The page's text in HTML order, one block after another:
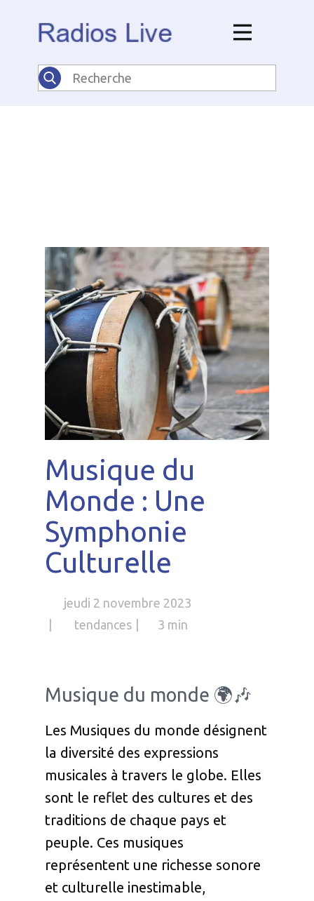
Musique du
Monde : Une
Symphonie
Culturelle
jeudi 2 novembre 2023
tendances
3 min
Musique du monde 🌍🎶
Les Musiques du monde désignent
la diversité des expressions
musicales à travers le globe. Elles
sont le reflet des cultures et des
traditions de chaque pays et
peuple. Ces musiques
représentent une richesse sonore
et culturelle inestimable,